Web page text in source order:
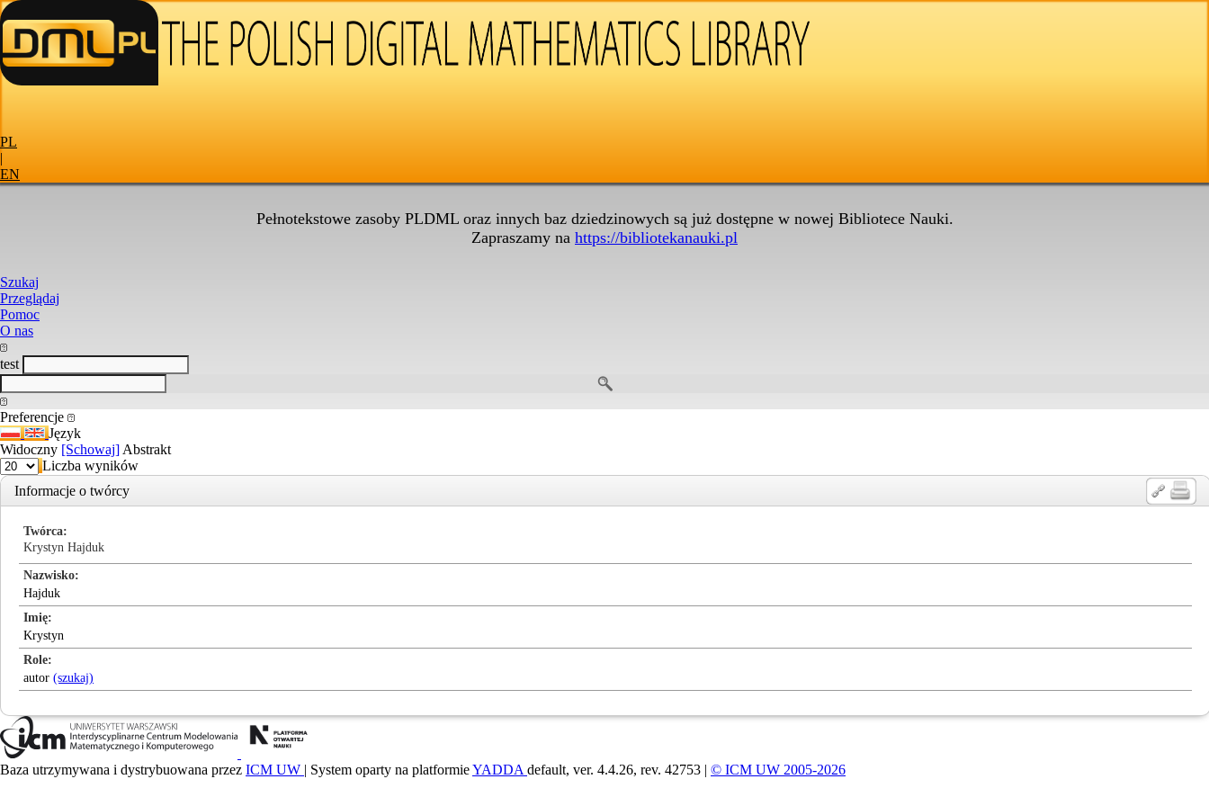
PL
|
EN
Pełnotekstowe zasoby PLDML oraz innych baz dziedzinowych są już dostępne w nowej Bibliotece Nauki.
Zapraszamy na https://bibliotekanauki.pl
Szukaj
Przeglądaj
Pomoc
O nas
test
Preferencje
Język
Widoczny [Schowaj] Abstrakt
Liczba wyników
Informacje o twórcy
Twórca
Krystyn Hajduk
Nazwisko
Hajduk
Imię
Krystyn
Role
autor (szukaj)
Baza utrzymywana i dystrybuowana przez ICM UW | System oparty na platformieYADDA default, ver. 4.4.26, rev. 42753 | © ICM UW 2005-2026